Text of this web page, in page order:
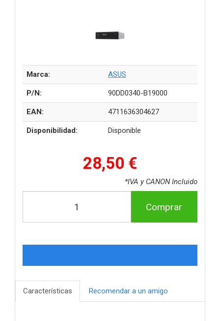
Marca: ASUS
P/N: 90DD0340-B19000
EAN: 4711636304627
Disponibilidad: Disponible
28,50 €
*IVA y CANON Incluido
Comprar
Características Recomendar a un amigo